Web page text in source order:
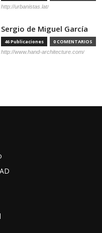
http://urbanistas.lat/
Sergio de Miguel García
46 Publicaciones 0 COMENTARIOS
http://www.hand-architecture.com/